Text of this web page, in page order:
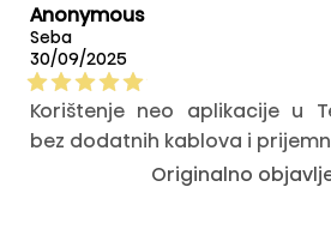
Anonymous
Seba
30/09/2025
Korištenje neo aplikacije u
bez dodatnih kablova i
Originalno